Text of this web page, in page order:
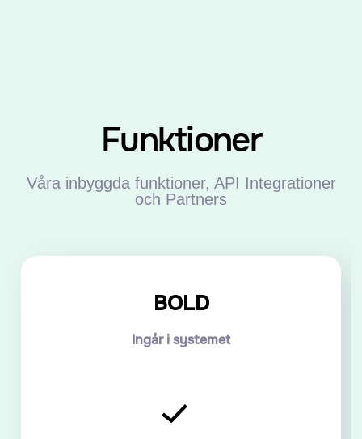
Funktioner
Våra inbyggda funktioner, API Integrationer
och Partners
BOLD
Ingår i systemet